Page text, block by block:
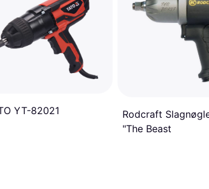
YT-82021
Rodcraft
"The Beast